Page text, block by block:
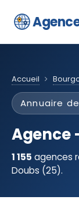
Accueil
Annuaire
Agence
1 155 agences
Doubs (25).